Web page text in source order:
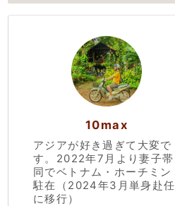
10max
アジアが好き過ぎて大変で
す。2022年7月より妻子帯
同でベトナム・ホーチミン
駐在（2024年3月単身赴任
に移行）